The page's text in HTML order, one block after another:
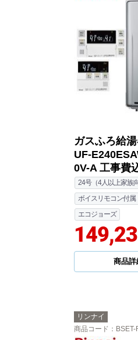
ガスふろ給
UF-
0V-A 工事費
24号（4人以上家族
ボイスリモコン付属
エコジョーズ
商品詳
リンナイ
商品コード ：